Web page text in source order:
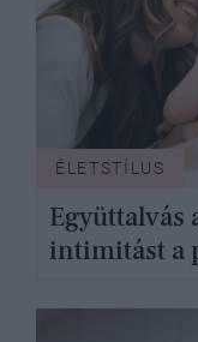
ÉLETSTÍLUS
Együttalvás
intimitást a